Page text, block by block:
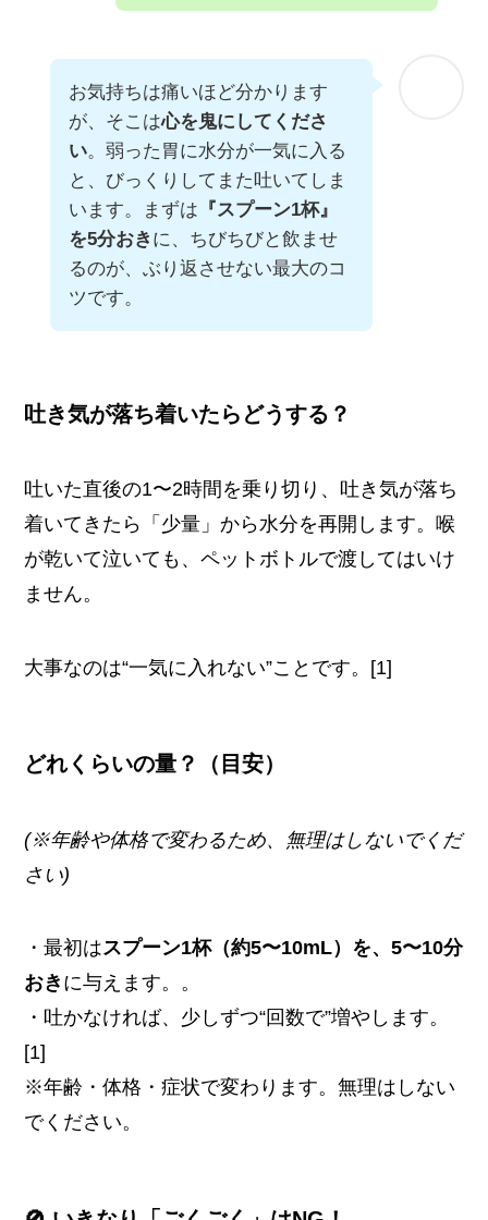
お気持ちは痛いほど分かります
が、そこは心を鬼にしてくださ
い。弱った胃に水分が一気に入る
と、びっくりしてまた吐いてしま
います。まずは 『スプーン1杯』
を5分おき に、ちびちびと飲ませ
るのが、ぶり返させない最大のコ
ツです。
吐き気が落ち着いたらどうする？
吐いた直後の1〜2時間を乗り切り、吐き気が落ち
着いてきたら「少量」から水分を再開します。喉
が乾いて泣いても、ペットボトルで渡してはいけ
ません。
大事なのは“一気に入れない”ことです。[1]
どれくらいの量？（目安）
(※年齢や体格で変わるため、無理はしないでくだ
さい)
・最初はスプーン1杯（約5〜10mL）を、5〜10分
おき に与えます。。
・吐かなければ、少しずつ“回数で”増やします。
[1]
※年齢・体格・症状で変わります。無理はしない
でください。